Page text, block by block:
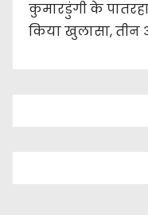
कुमारडुंगी के
किया खुलासा, तीन